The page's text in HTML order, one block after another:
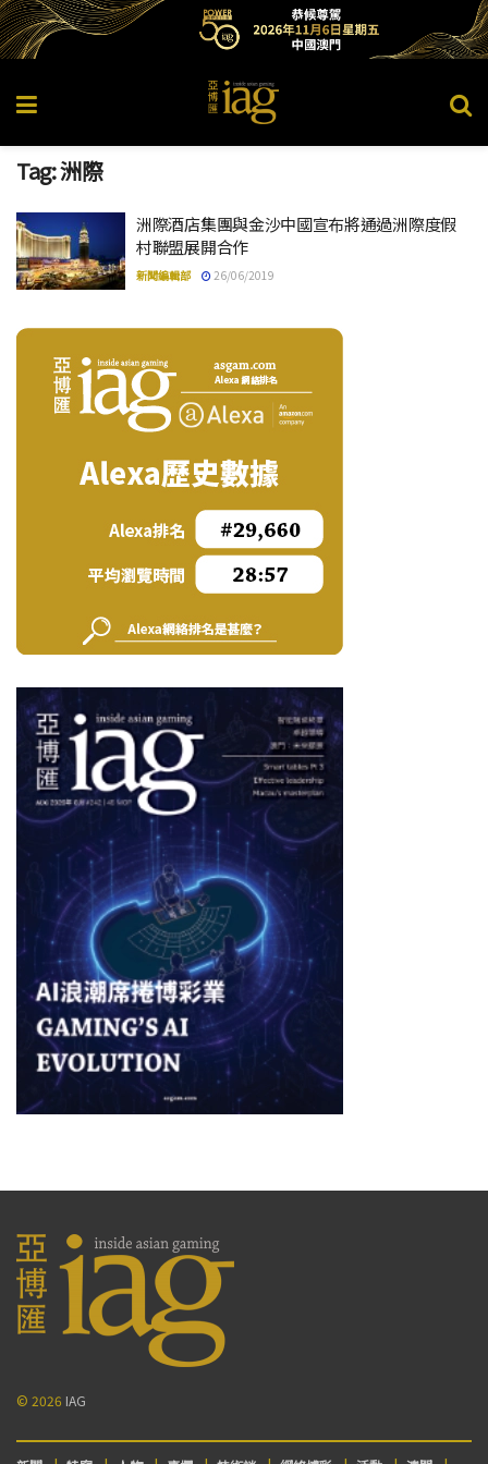
Tag:洲際
洲際酒店集團與金沙中國宣布將通過洲際度假
村聯盟展開合作
新聞編輯部 26/06/2019
© 2026 IAG